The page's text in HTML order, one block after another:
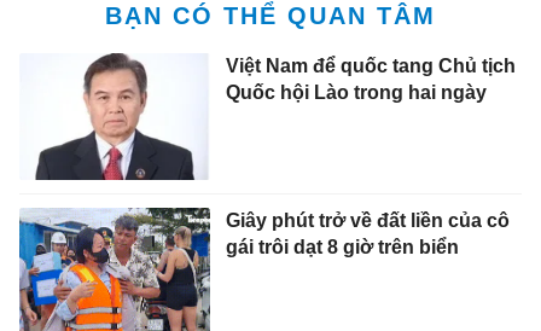
BẠN CÓ THỂ QUAN TÂM
Việt Nam để quốc tang Chủ tịch
Quốc hội Lào trong hai ngày
Giây phút trở về đất liền của cô
gái trôi dạt 8 giờ trên biển